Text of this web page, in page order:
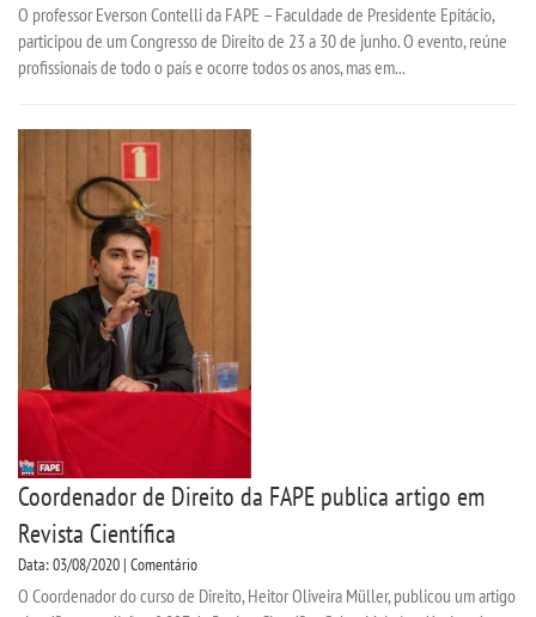
O professor Everson Contelli da FAPE – Faculdade de Presidente Epitácio,
participou de um Congresso de Direito de 23 a 30 de junho. O evento, reúne
profissionais de todo o país e ocorre todos os anos, mas em...
Coordenador de Direito da FAPE publica artigo em
Revista Científica
Data: 03/08/2020 | Comentário
O Coordenador do curso de Direito, Heitor Oliveira Müller, publicou um artigo